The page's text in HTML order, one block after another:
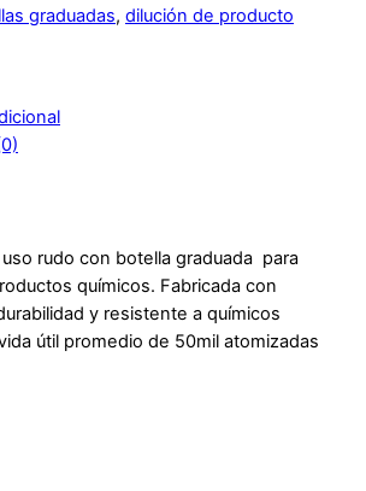
graduadas, dilución de producto
rudo con botella graduada para
químicos. Fabricada con
y resistente a químicos
útil promedio de 50mil atomizadas